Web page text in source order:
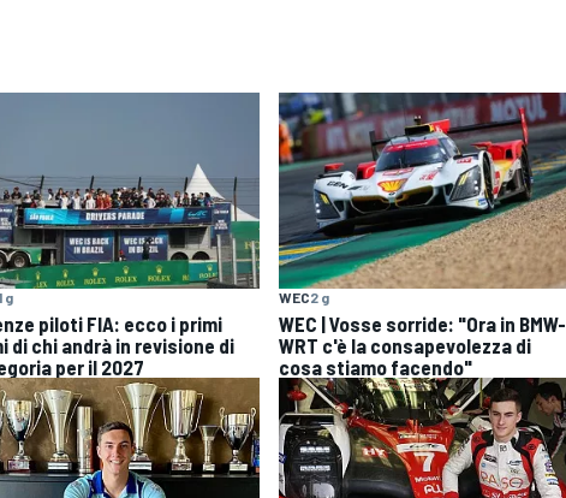
g
piloti FIA: ecco i primi
di chi andrà in revisione di
per il 2027
WEC2 g
WEC | Vosse sorride: "Ora in BMW-
WRT c'è la consapevolezza di
cosa stiamo facendo"